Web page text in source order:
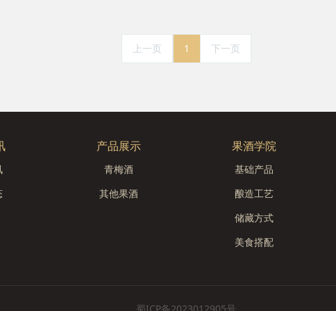
上一页 1 下一页
产品展示
青梅酒
其他果酒
果酒学院
基础产品
酿造工艺
储藏方式
美食搭配